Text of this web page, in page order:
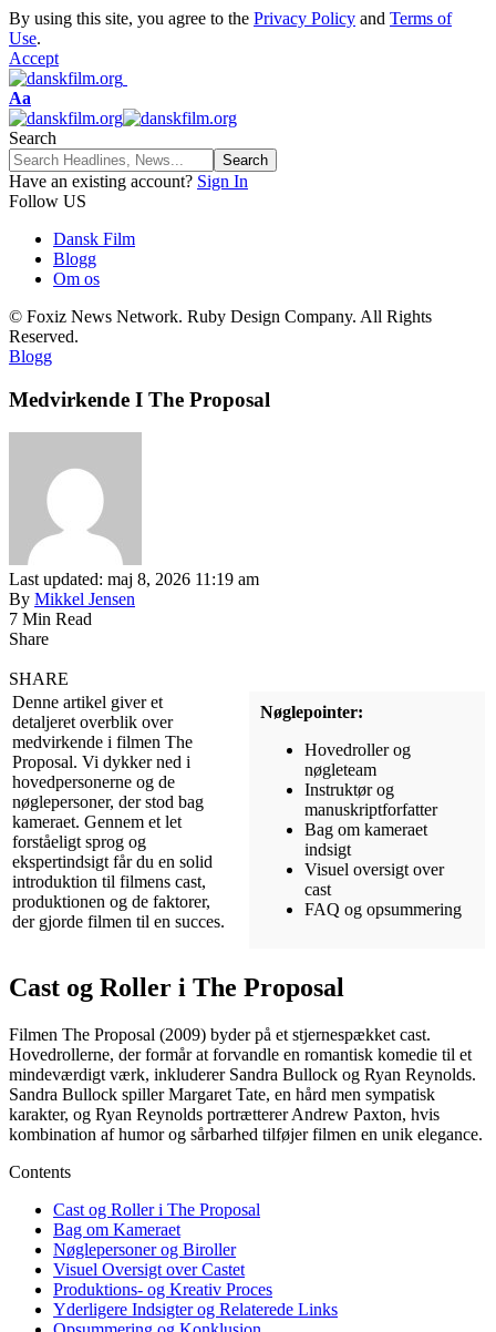
By using this site, you agree to the Privacy Policy and Terms of
Use.
Accept
Font
Resizer
Aa
Search
Have an existing account? Sign In
Follow US
Dansk Film
Blogg
Om os
© Foxiz News Network. Ruby Design Company. All Rights
Reserved.
Blogg
Medvirkende I The Proposal
Last updated: maj 8, 2026 11:19 am
By Mikkel Jensen
7 Min Read
Share
SHARE
Denne artikel giver et
detaljeret overblik over
medvirkende i filmen The
Proposal. Vi dykker ned i
hovedpersonerne og de
nøglepersoner, der stod bag
kameraet. Gennem et let
forståeligt sprog og
ekspertindsigt får du en solid
introduktion til filmens cast,
produktionen og de faktorer,
der gjorde filmen til en succes.
Nøglepointer:
Hovedroller og
nøgleteam
Instruktør og
manuskriptforfatter
Bag om kameraet
indsigt
Visuel oversigt over
cast
FAQ og opsummering
Cast og Roller i The Proposal
Filmen The Proposal (2009) byder på et stjernespækket cast.
Hovedrollerne, der formår at forvandle en romantisk komedie til et
mindeværdigt værk, inkluderer Sandra Bullock og Ryan Reynolds.
Sandra Bullock spiller Margaret Tate, en hård men sympatisk
karakter, og Ryan Reynolds portrætterer Andrew Paxton, hvis
kombination af humor og sårbarhed tilføjer filmen en unik elegance.
Contents
Cast og Roller i The Proposal
Bag om Kameraet
Nøglepersoner og Biroller
Visuel Oversigt over Castet
Produktions- og Kreativ Proces
Yderligere Indsigter og Relaterede Links